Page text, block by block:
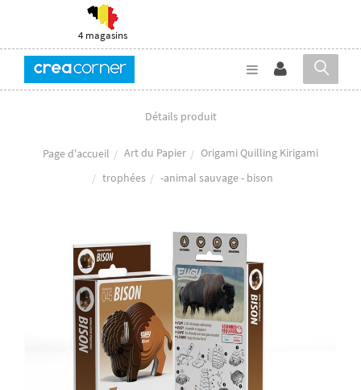
4 magasins
Détails produit
Page d'accueil Art du Papier
Origami Quilling Kirigami
trophées
-animal sauvage - bison